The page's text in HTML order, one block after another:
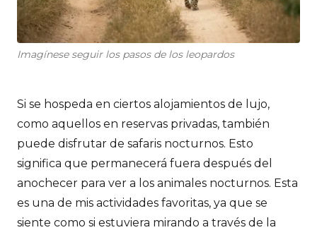
Imagínese seguir los pasos de los leopardos
Si se hospeda en ciertos alojamientos de lujo,
como aquellos en reservas privadas, también
puede disfrutar de safaris nocturnos. Esto
significa que permanecerá fuera después del
anochecer para ver a los animales nocturnos. Esta
es una de mis actividades favoritas, ya que se
siente como si estuviera mirando a través de la